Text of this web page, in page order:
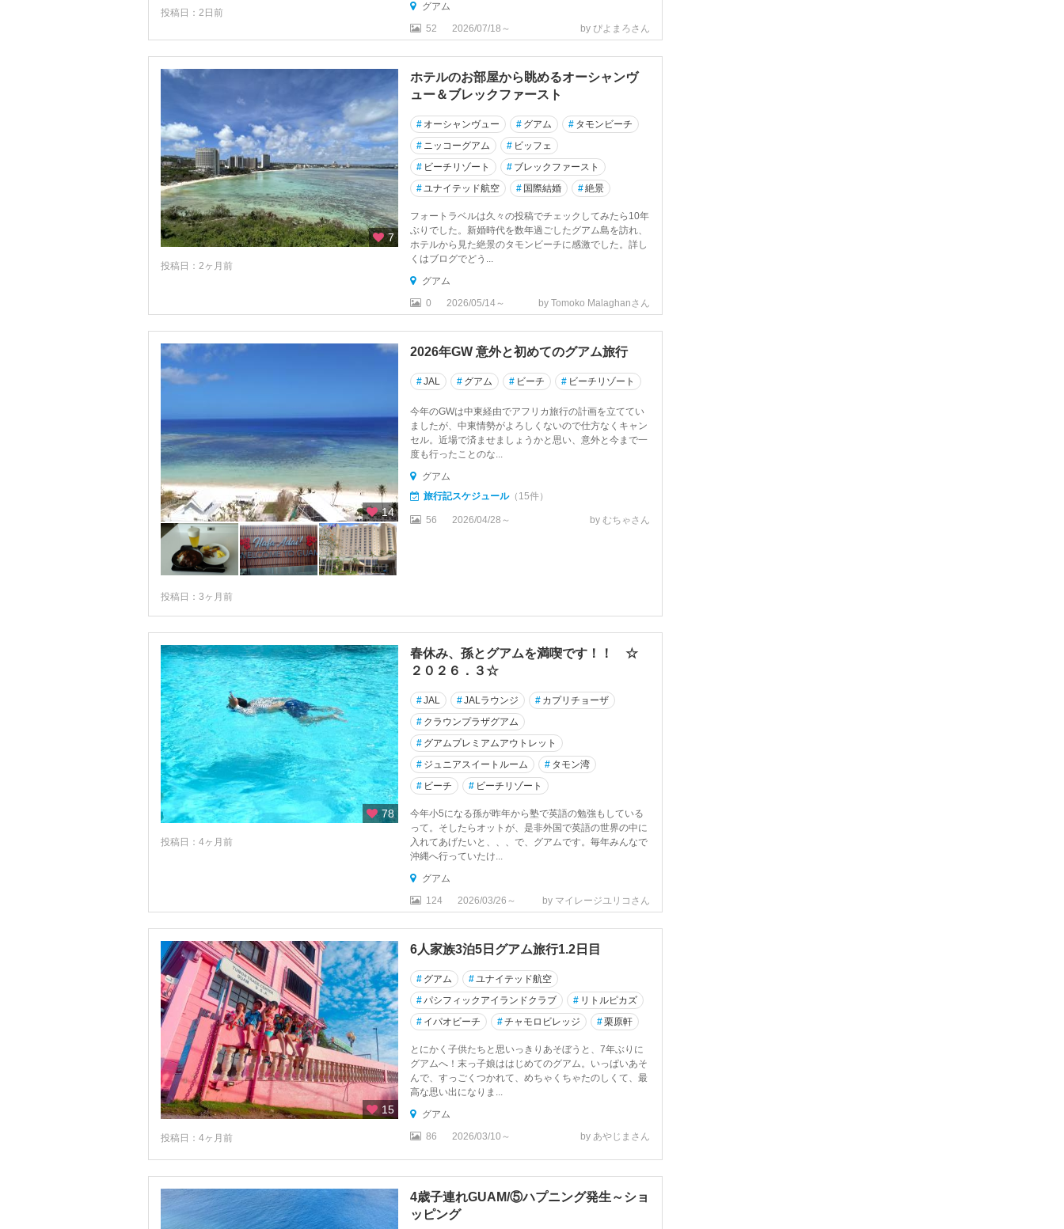
投稿日：2日前
グアム
52
2026/07/18～ by ぴよまろさん
7
投稿日：2ヶ月前
ホテルのお部屋から眺めるオーシャンヴ
ュー＆ブレックファースト
# オーシャンヴュー # グアム # タモンビーチ
# ニッコーグアム # ビッフェ
# ビーチリゾート # ブレックファースト
#ユナイテッド航空 # 国際結婚 #絶景
フォートラベルは久々の投稿でチェックしてみたら10年
ぶりでした。新婚時代を数年過ごしたグアム島を訪れ、
ホテルから見た絶景のタモンビーチに感激でした。詳し
くはブログでどう...
グアム
0
2026/05/14～ by Tomoko Malaghanさん
14
投稿日：3ヶ月前
2026年GW 意外と初めてのグアム旅行
#JAL # グアム # ビーチ # ビーチリゾート
今年のGWは中東経由でアフリカ旅行の計画を立ててい
ましたが、中東情勢がよろしくないので仕方なくキャン
セル。近場で済ませましょうかと思い、意外と今まで一
度も行ったことのな...
グアム
旅行記スケジュール（15件）
56 2026/04/28～ by むちゃさん
78
投稿日：4ヶ月前
春休み、孫とグアムを満喫です！！ ☆
２０２６．３☆
#JAL #JALラウンジ # カプリチョーザ
# クラウンプラザグアム
# グアムプレミアムアウトレット
# ジュニアスイートルーム # タモン湾
# ビーチ # ビーチリゾート
今年小5になる孫が昨年から塾で英語の勉強もしている
って。そしたらオットが、是非外国で英語の世界の中に
入れてあげたいと、、、で、グアムです。毎年みんなで
沖縄へ行っていたけ...
グアム
124
2026/03/26～ by マイレージユリコさん
15
投稿日：4ヶ月前
6人家族3泊5日グアム旅行1.2日目
# グアム #ユナイテッド航空
#パシフィックアイランドクラブ # リトルピカズ
# イパオビーチ #チャモロビレッジ #栗原軒
とにかく子供たちと思いっきりあそぼうと、7年ぶりに
グアムへ！末っ子娘ははじめてのグアム。いっぱいあそ
んで、すっごくつかれて、めちゃくちゃたのしくて、最
高な思い出になりま...
グアム
86
2026/03/10～ by あやじまさん
4歳子連れGUAM/⑤ハプニング発生～ショ
ッピング